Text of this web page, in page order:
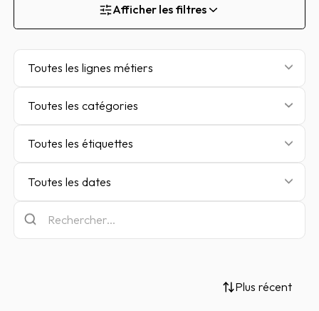
Afficher les filtres
Toutes les lignes métiers
Toutes les catégories
Toutes les étiquettes
Toutes les dates
Plus récent